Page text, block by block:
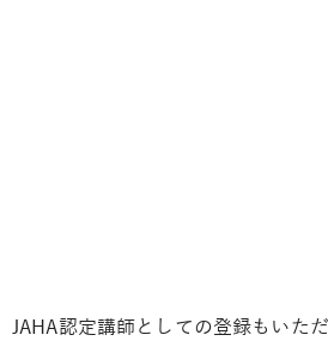
JAHA認定講師としての登録もいた